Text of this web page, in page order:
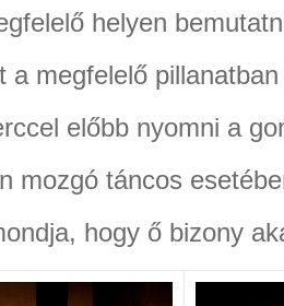
helyen
a megfelelő
előbb nyomni a
mozgó táncos
hogy ő bizony